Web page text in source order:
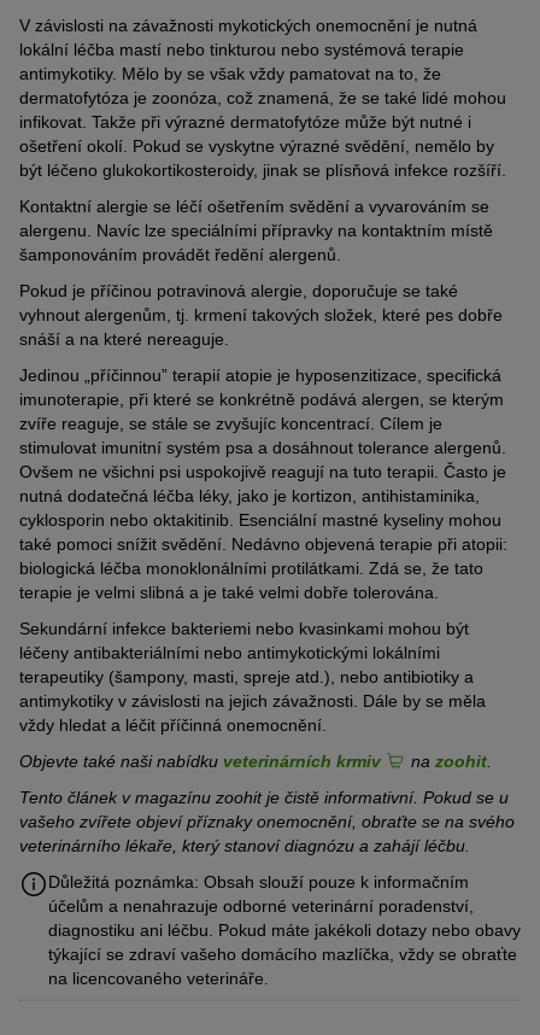
V závislosti na závažnosti mykotických onemocnění je nutná
lokální léčba mastí nebo tinkturou nebo systémová terapie
antimykotiky. Mělo by se však vždy pamatovat na to, že
dermatofytóza je zoonóza, což znamená, že se také lidé mohou
infikovat. Takže při výrazné dermatofytóze může být nutné i
ošetření okolí. Pokud se vyskytne výrazné svědění, nemělo by
být léčeno glukokortikosteroidy, jinak se plísňová infekce rozšíří.
Kontaktní alergie se léčí ošetřením svědění a vyvarováním se
alergenu. Navíc lze speciálními přípravky na kontaktním místě
šamponováním provádět ředění alergenů.
Pokud je příčinou potravinová alergie, doporučuje se také
vyhnout alergenům, tj. krmení takových složek, které pes dobře
snáší a na které nereaguje.
Jedinou „příčinnou” terapií atopie je hyposenzitizace, specifická
imunoterapie, při které se konkrétně podává alergen, se kterým
zvíře reaguje, se stále se zvyšujíc koncentrací. Cílem je
stimulovat imunitní systém psa a dosáhnout tolerance alergenů.
Ovšem ne všichni psi uspokojivě reagují na tuto terapii. Často je
nutná dodatečná léčba léky, jako je kortizon, antihistaminika,
cyklosporin nebo oktakitinib. Esenciální mastné kyseliny mohou
také pomoci snížit svědění. Nedávno objevená terapie při atopii:
biologická léčba monoklonálními protilátkami. Zdá se, že tato
terapie je velmi slibná a je také velmi dobře tolerována.
Sekundární infekce bakteriemi nebo kvasinkami mohou být
léčeny antibakteriálními nebo antimykotickými lokálními
terapeutiky (šampony, masti, spreje atd.), nebo antibiotiky a
antimykotiky v závislosti na jejich závažnosti. Dále by se měla
vždy hledat a léčit příčinná onemocnění.
Objevte také naši nabídku veterinárních krmiv na zoohit
Tento článek v magazínu zoohit je čistě informativní. Pokud se u
vašeho zvířete objeví příznaky onemocnění, obraťte se na svého
veterinárního lékaře, který stanoví diagnózu a zahájí léčbu.
Důležitá poznámka: Obsah slouží pouze k informačním
účelům a nenahrazuje odborné veterinární poradenství,
diagnostiku ani léčbu. Pokud máte jakékoli dotazy nebo obavy
týkající se zdraví vašeho domácího mazlíčka, vždy se obraťte
na licencovaného veterináře.